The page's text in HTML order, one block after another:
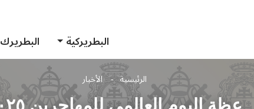
البطريركية
البطريرك
الرئيسية الأخبار